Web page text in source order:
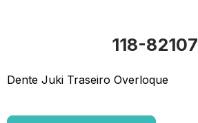
118-82107
Dente Juki Traseiro Overloque